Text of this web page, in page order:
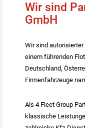
Wir sind
GmbH
Wir sind
einem führenden
Deutschland,
Firmenfahrzeuge
Als 4 Fleet Group
klassische